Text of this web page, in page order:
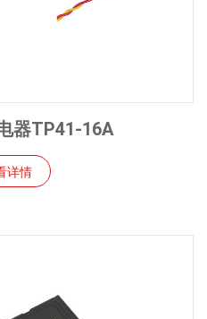
器TP41-16A
详情